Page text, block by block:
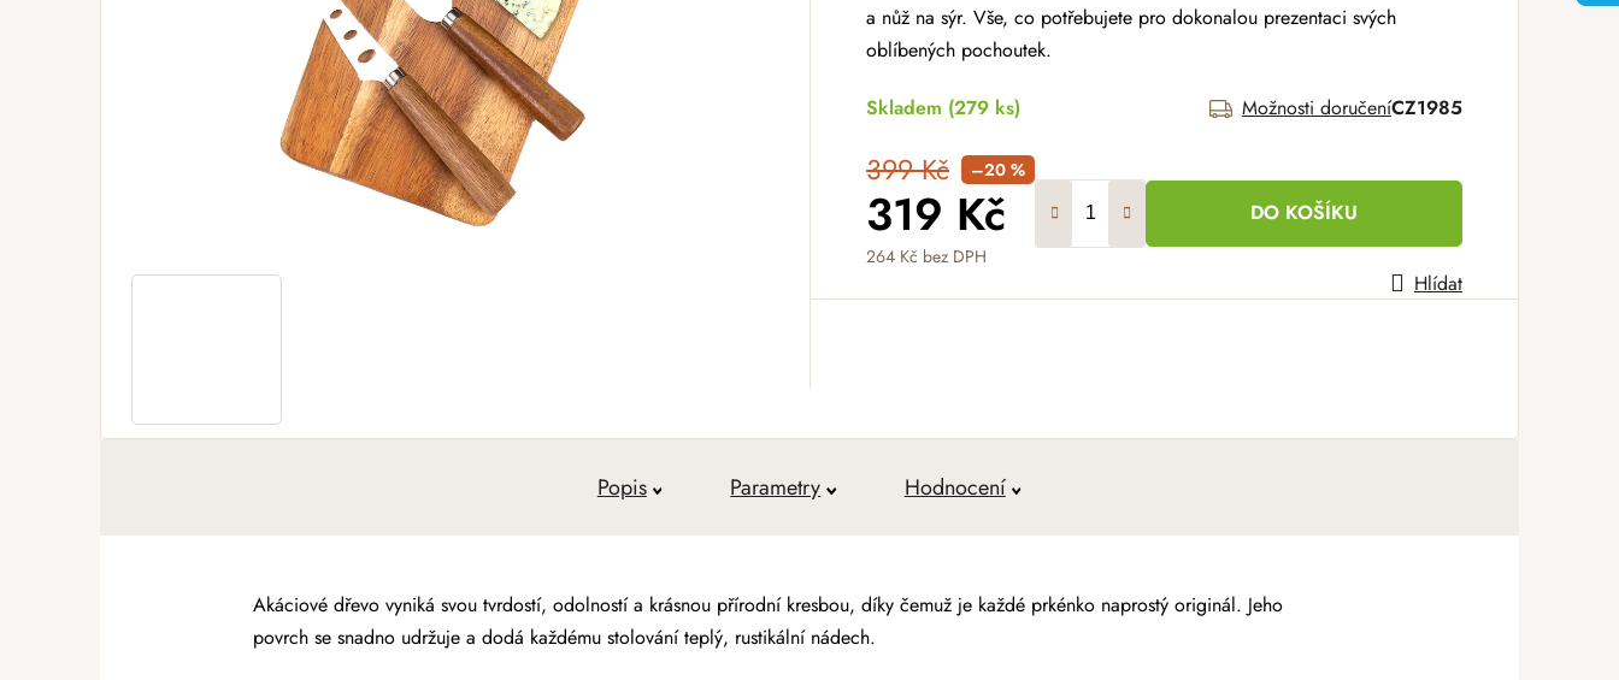
a nůž na sýr. Vše, co potřebujete pro dokonalou prezentaci svých
oblíbených pochoutek.
Skladem (279 ks) Možnosti doručeníCZ1985
399 Kč –20 %
319 Kč
264 Kč bez DPH
Měrná cena:
DO KOŠÍKU
Hlídat
Popis Parametry Hodnocení
Akáciové dřevo vyniká svou tvrdostí, odolností a krásnou přírodní kresbou, díky čemuž je každé prkénko naprostý originál. Jeho
povrch se snadno udržuje a dodá každému stolování teplý, rustikální nádech.